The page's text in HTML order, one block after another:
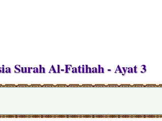
Surah Al-Fatihah - Ayat 3